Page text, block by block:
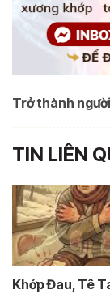
Trở thành
TIN LIÊN
Khớp Đau, Tê